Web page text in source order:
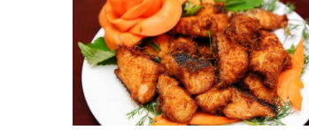
Chấn chỉnh hoạt động kinh doanh
Súp lơ xanh mang đến hy vọng
Tác Dụng Chống Kết Tập Tiểu
Quan Bằng Chứng Dược Lý Và Cơ